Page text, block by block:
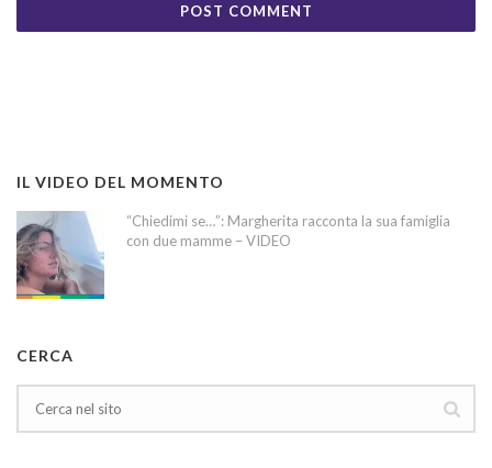
IL VIDEO DEL MOMENTO
“Chiedimi se…”: Margherita racconta la sua famiglia
con due mamme – VIDEO
CERCA